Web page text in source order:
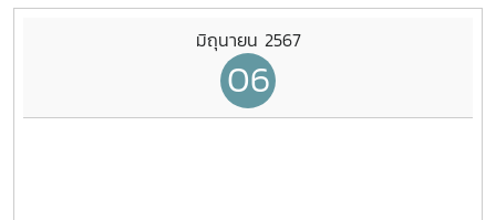
มิถุนายน 2567
06